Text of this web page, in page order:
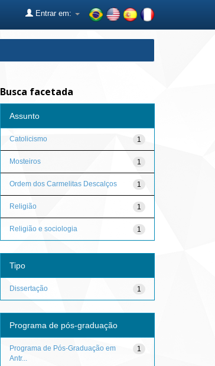
Entrar em:
Busca facetada
Assunto
1
Catolicismo
1
Mosteiros
1
Ordem dos Carmelitas Descalços
1
Religião
1
Religião e sociologia
Tipo
1
Dissertação
Programa de pós-graduação
1
Programa de Pós-Graduação em
Antr...